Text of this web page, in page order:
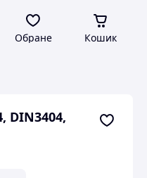
Обране Кошик
DIN3404,